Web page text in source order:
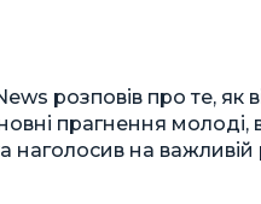
розповів про те, як
прагнення молоді,
на важливій